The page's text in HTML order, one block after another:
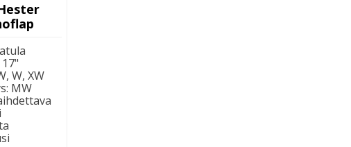
17"
W, XW
: MW